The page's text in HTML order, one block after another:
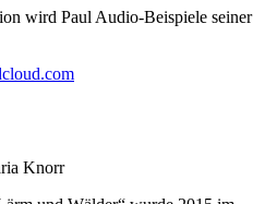
wird Paul Audio-Beispiele seiner
Knorr